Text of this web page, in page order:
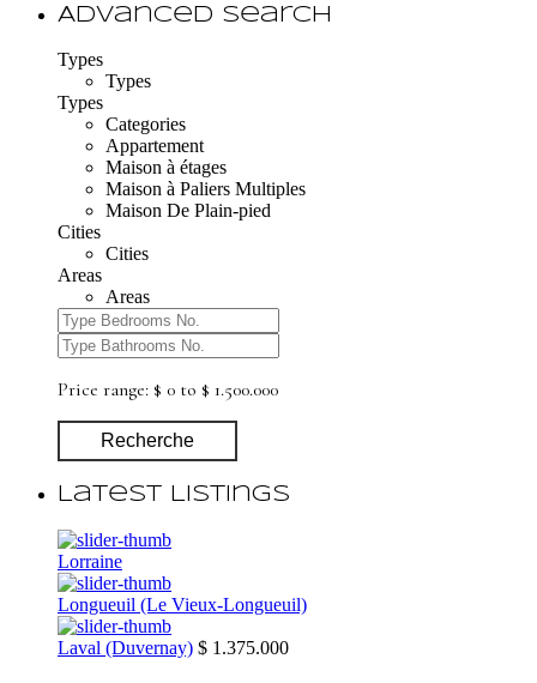
Advanced Search
Types
Types
Types
Categories
Appartement
Maison à étages
Maison à Paliers Multiples
Maison De Plain-pied
Cities
Cities
Areas
Areas
Price range: $ 0 to $ 1.500.000
Recherche
Latest Listings
Lorraine
Longueuil (Le Vieux-Longueuil)
Laval (Duvernay) $ 1.375.000